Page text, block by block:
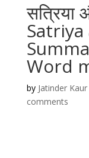
सत्रिया
Word
by Jatinder Kaur
comments